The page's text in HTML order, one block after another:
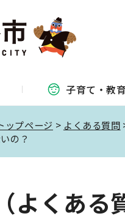
子育て・教育
ップページ > よくある質問
の？
よくある